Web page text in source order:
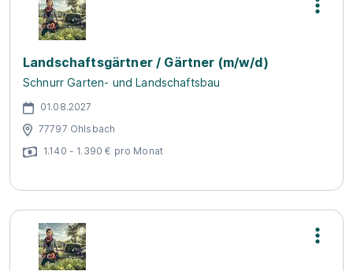
Landschaftsgärtner / Gärtner (m/w/d)
Schnurr Garten- und Landschaftsbau
01.08.2027
77797 Ohlsbach
1.140 - 1.390 € pro Monat